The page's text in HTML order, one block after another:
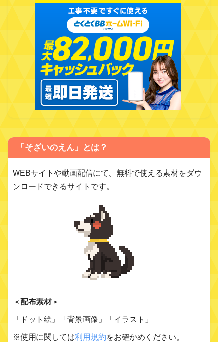
「そざいのえん」とは？
WEBサイトや動画配信にて、無料で使える素材をダウ
ンロードできるサイトです。
＜配布素材＞
「ドット絵」「背景画像」「イラスト」
※使用に関しては利用規約をお確かめください。